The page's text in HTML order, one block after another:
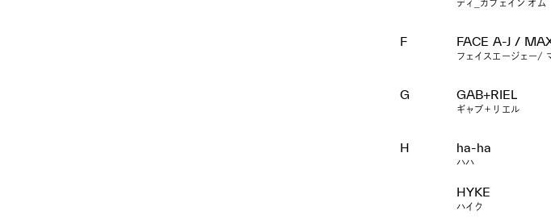
ディ_カフェイン オム
F FACE A-J /
フェイスエージェー/
G GAB+RIEL
ギャブ＋リエル
H ha-ha
ハハ
HYKE
ハイク